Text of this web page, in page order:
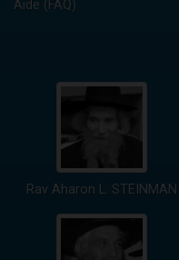
Aide (FAQ)
Rav Aharon L. STEINMAN